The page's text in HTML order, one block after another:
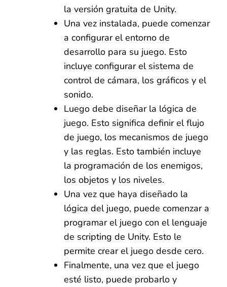
la versión gratuita de Unity.
Una vez instalada, puede comenzar
a configurar el entorno de
desarrollo para su juego. Esto
incluye configurar el sistema de
control de cámara, los gráficos y el
sonido.
Luego debe diseñar la lógica de
juego. Esto significa definir el flujo
de juego, los mecanismos de juego
y las reglas. Esto también incluye
la programación de los enemigos,
los objetos y los niveles.
Una vez que haya diseñado la
lógica del juego, puede comenzar a
programar el juego con el lenguaje
de scripting de Unity. Esto le
permite crear el juego desde cero.
Finalmente, una vez que el juego
esté listo, puede probarlo y